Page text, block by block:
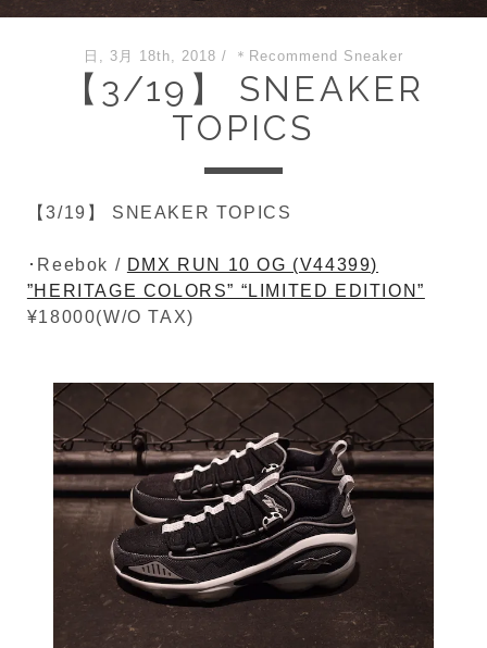
日, 3月 18th, 2018 / ＊Recommend Sneaker
【3/19】 SNEAKER
TOPICS
【3/19】 SNEAKER TOPICS
･Reebok / DMX RUN 10 OG (V44399)
”HERITAGE COLORS” “LIMITED EDITION”
¥18000(W/O TAX)